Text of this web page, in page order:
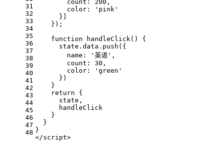
31
32
33
34
35
36
37
38
39
40
41
42
43
44
45
46
47
48
count : 200 ,
color :
'pink'
      }]
    });
function
handleClick( ) {
      state.
data . push ({
name : '英语' ,
count : 30 ,
color :
'green'
      })
    }
return {
      state,
      handleClick
    }
  }
}
</script>